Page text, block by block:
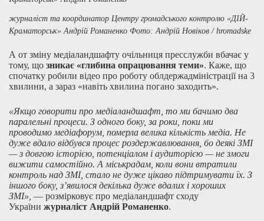
журналіст та координатор Центру громадського контролю «ДІЙ-
Краматорськ» Андрій Романенко Фото: Андрій Новіков / hromadske
А от зміну медіаландшафту очільниця пресслужби вбачає у
тому, що зникає «глибина опрацювання теми». Каже, що
спочатку робили відео про роботу облдержадміністрації на 3
хвилини, а зараз «навіть хвилина погано заходить».
«Якщо говорити про медіаландшафт, то ми бачимо два
паралельні процеси. З одного боку, за роки, поки ми
проводимо медіафорум, померла велика кількість медіа. Не
дуже вдало відбувся процес роздержавлювання, бо деякі ЗМІ
— з довгою історією, потенціалом і аудиторією — не змоги
вижити самостійно. А міськрадам, коли вони втратили
контроль над ЗМІ, стало не дуже цікаво підтримувати їх. З
іншого боку, з’явилося декілька дуже вдалих і хороших
ЗМІ», — розмірковує про медіаландшафт сходу
України журналіст Андрій Романенко.